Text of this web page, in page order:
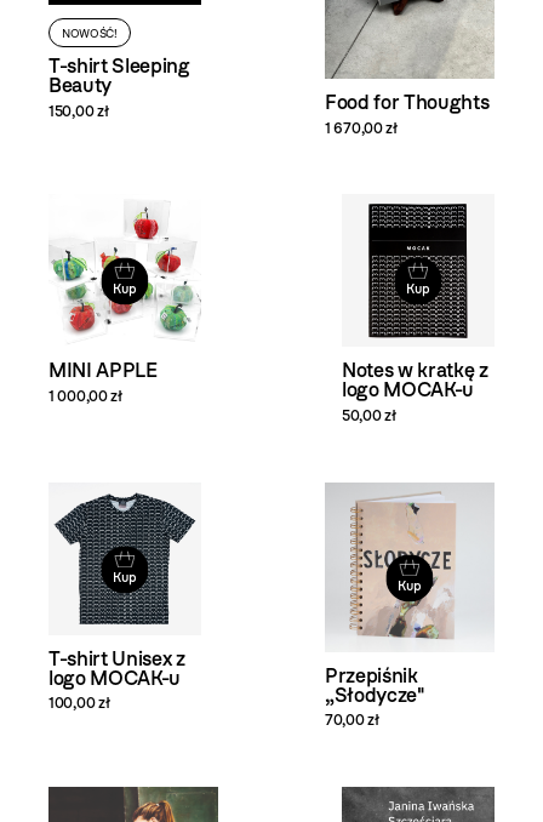
NOWOŚĆ!
T-shirt Sleeping
Beauty
150,00 zł Food for Thoughts
1 670,00 zł
Kup
MINI APPLE
1 000,00 zł
Kup
Notes w kratkę z
logo MOCAK-u
50,00 zł
Kup
T-shirt Unisex z
logo MOCAK-u
100,00 zł
Kup
Przepiśnik
„Słodycze"
70,00 zł